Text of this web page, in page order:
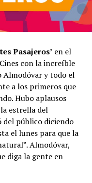
Pasajeros’ en el
con la increíble
Almodóvar y todo el
a los primeros que
Hubo aplausos
estrella del
del público diciendo
el lunes para que la
Almodóvar,
diga la gente en